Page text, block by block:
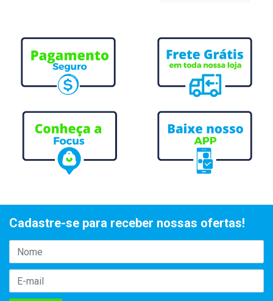
Cadastre-se para receber nossas ofertas!